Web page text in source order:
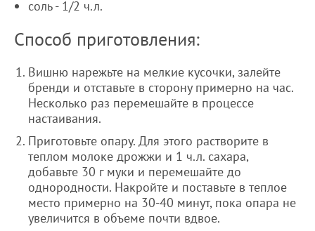
соль - 1/2 ч.л.
Способ приготовления:
Вишню нарежьте на мелкие кусочки, залейте
бренди и отставьте в сторону примерно на час.
Несколько раз перемешайте в процессе
настаивания.
Приготовьте опару. Для этого растворите в
теплом молоке дрожжи и 1 ч.л. сахара,
добавьте 30 г муки и перемешайте до
однородности. Накройте и поставьте в теплое
место примерно на 30-40 минут, пока опара не
увеличится в объеме почти вдвое.